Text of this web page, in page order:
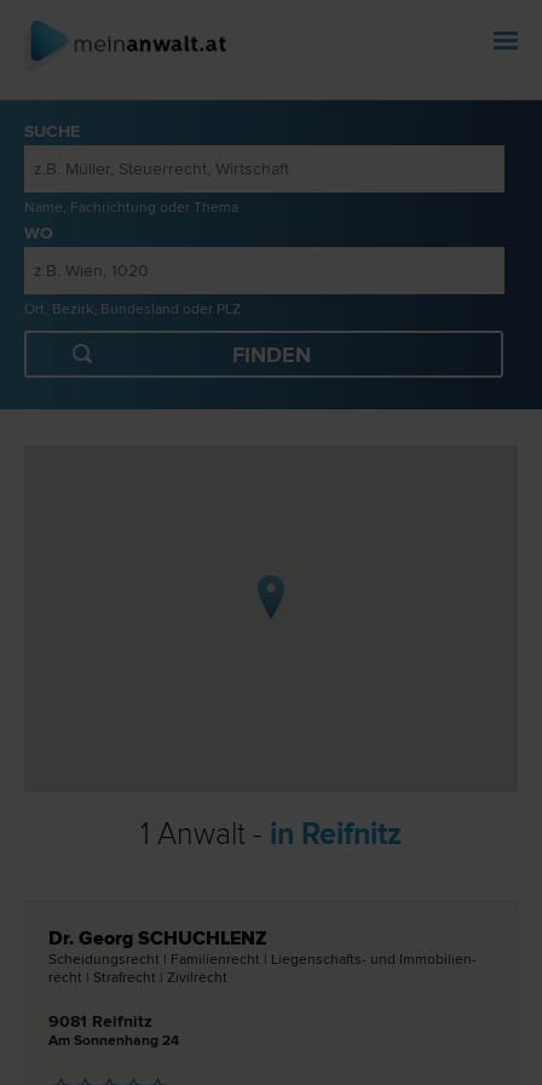
SUCHE
Name, Fachrichtung oder Thema
WO
Ort, Bezirk, Bundesland oder PLZ
1 Anwalt - in Reifnitz
Dr. Georg SCHUCHLENZ
Scheidungs­recht | Familien­recht | Liegenschafts- und Immobilien­
recht | Straf­recht | Zivil­recht
9081 Reifnitz
Am Sonnenhang 24